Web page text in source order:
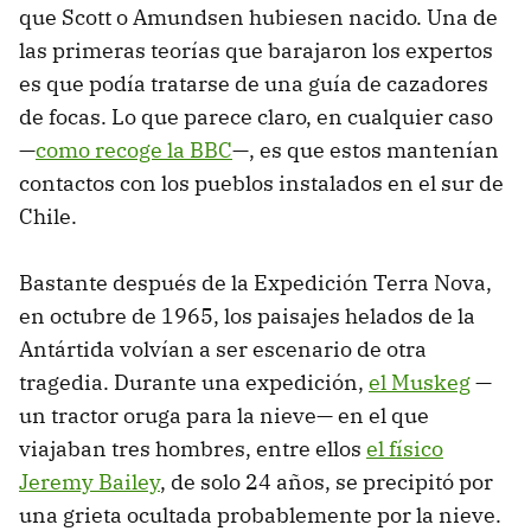
que Scott o Amundsen hubiesen nacido. Una de
las primeras teorías que barajaron los expertos
es que podía tratarse de una guía de cazadores
de focas. Lo que parece claro, en cualquier caso
—como recoge la BBC—, es que estos mantenían
contactos con los pueblos instalados en el sur de
Chile.
Bastante después de la Expedición Terra Nova,
en octubre de 1965, los paisajes helados de la
Antártida volvían a ser escenario de otra
tragedia. Durante una expedición, el Muskeg—
un tractor oruga para la nieve— en el que
viajaban tres hombres, entre ellos el físico
Jeremy Bailey, de solo 24 años, se precipitó por
una grieta ocultada probablemente por la nieve.